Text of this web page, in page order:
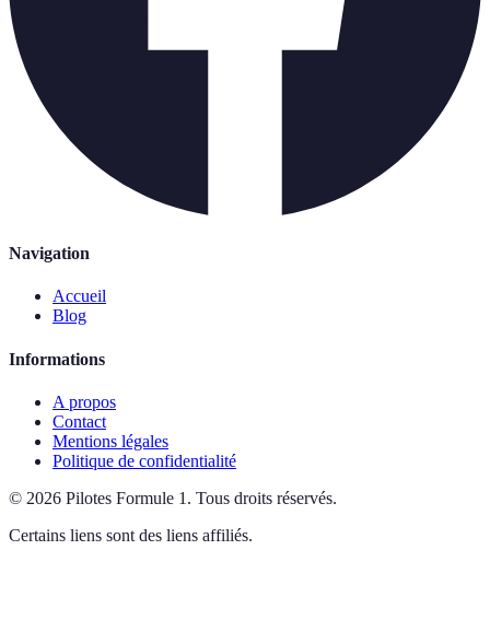
Navigation
Accueil
Blog
Informations
A propos
Contact
Mentions légales
Politique de confidentialité
© 2026 Pilotes Formule 1 . Tous droits réservés.
Certains liens sont des liens affiliés.